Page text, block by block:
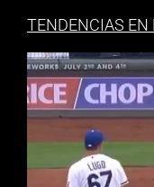
TENDENCIAS EN